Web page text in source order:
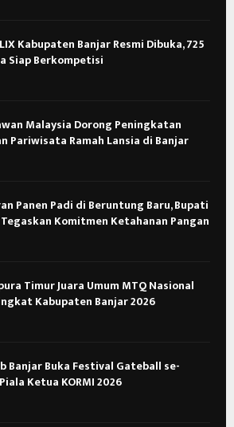
Kabupaten Banjar Resmi Dibuka, 725
Siap Berkompetisi
Malaysia Dorong Peningkatan
Pariwisata Ramah Lansia di Banjar
Panen Padi di Beruntung Baru, Bupati
Komitmen Ketahanan Pangan
Timur Juara Umum MTQ Nasional
Kabupaten Banjar 2026
Banjar Buka Festival Gateball se-
Ketua KORMI 2026